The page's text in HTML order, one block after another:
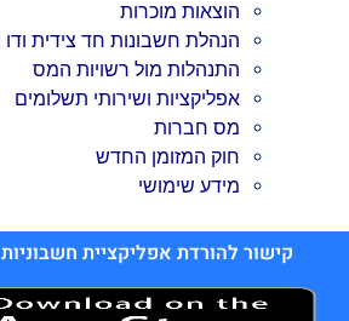
הוצאות מוכרות
הנהלת חשבונות חד צידית ודו
התנהלות מול רשויות המס
אפליקציות ושירותי תשלומים
מס חברות
חוק המזומן החדש
מידע שימושי
קישור להורדת אפליקציית חשבוניות